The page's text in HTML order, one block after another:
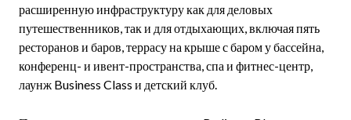
расширенную инфраструктуру как для деловых
путешественников, так и для отдыхающих, включая пять
ресторанов и баров, террасу на крыше с баром у бассейна,
конференц- и ивент-пространства, спа и фитнес-центр,
лаунж Business Class и детский клуб.